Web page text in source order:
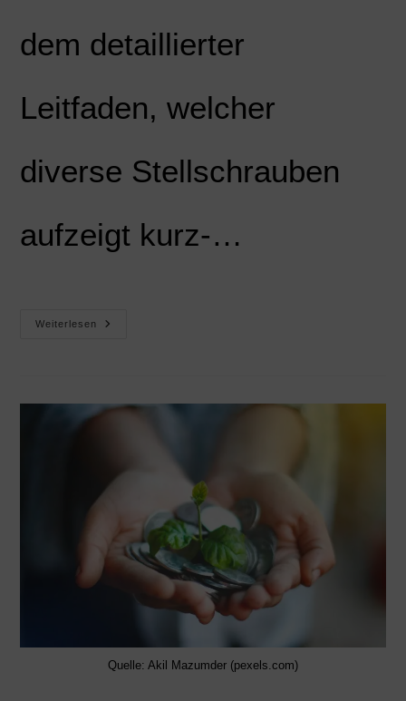
dem detaillierter
Leitfaden, welcher
diverse Stellschrauben
aufzeigt kurz-…
Weiterlesen
Quelle: Akil Mazumder (pexels.com)